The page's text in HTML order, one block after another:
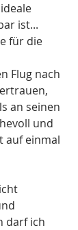
ist...
für die
Flug nach
an seinen
und
auf einmal
darf ich